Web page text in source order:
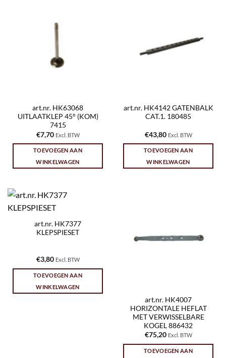
art.nr. HK63068
UITLAATKLEP 45° (KOM)
7415
€7,70 Excl. BTW
TOEVOEGEN AAN
WINKELWAGEN
art.nr. HK4142 GATENBALK
CAT.1. 180485
€43,80 Excl. BTW
TOEVOEGEN AAN
WINKELWAGEN
art.nr. HK7377
KLEPSPIESET
€3,80 Excl. BTW
TOEVOEGEN AAN
WINKELWAGEN
art.nr. HK4007
HORIZONTALE HEFLAT
MET VERWISSELBARE
KOGEL 886432
€75,20 Excl. BTW
TOEVOEGEN AAN